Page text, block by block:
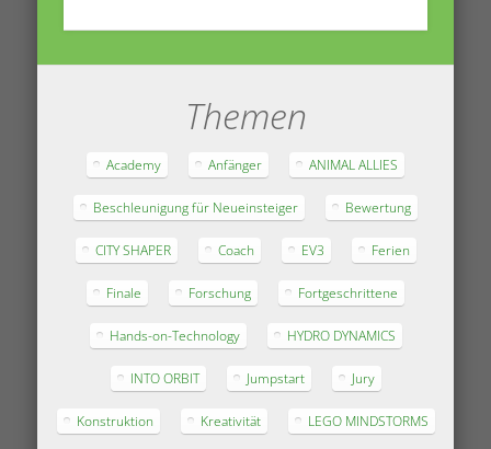
Themen
Academy Anfänger ANIMAL ALLIES
Beschleunigung für Neueinsteiger Bewertung
CITY SHAPER Coach EV3 Ferien
Finale Forschung Fortgeschrittene
Hands-on-Technology HYDRO DYNAMICS
INTO ORBIT Jumpstart Jury
Konstruktion Kreativität LEGO MINDSTORMS